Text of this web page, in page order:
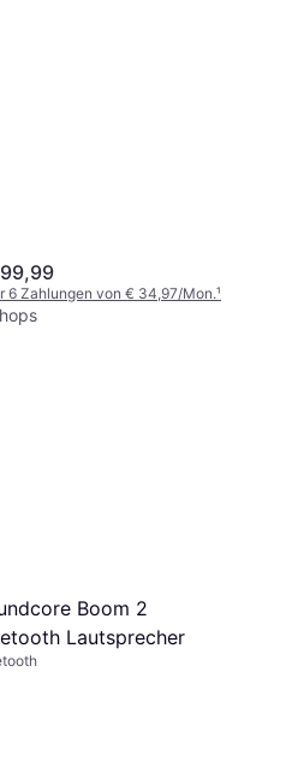
6 Zahlungen von € 34,97/Mon.¹
Boom 2
Lautsprecher